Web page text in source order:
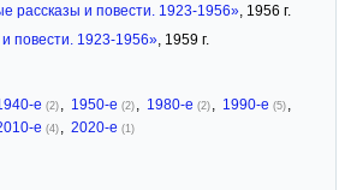
рассказы и повести. 1923-1956», 1956 г.
повести. 1923-1956», 1959 г.
е (2) 1950-е (2) 1980-е (2) 1990-е (5)
е (4) 2020-е (1)